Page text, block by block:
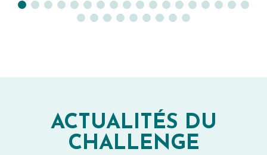
ACTUALITÉS DU
CHALLENGE